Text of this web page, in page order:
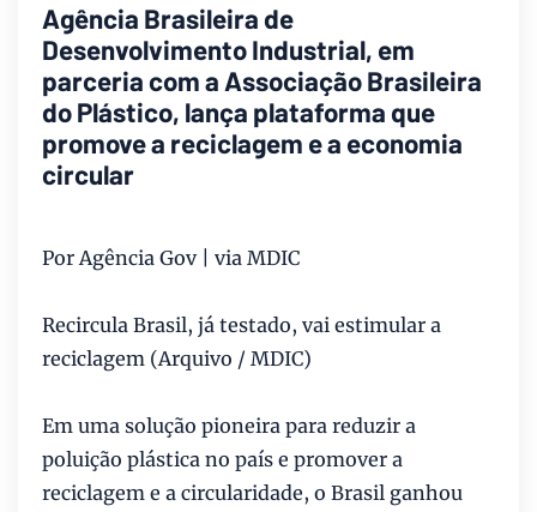
Agência Brasileira de
Desenvolvimento Industrial, em
parceria com a Associação Brasileira
do Plástico, lança plataforma que
promove a reciclagem e a economia
circular
Por Agência Gov | via MDIC
Recircula Brasil, já testado, vai estimular a
reciclagem (Arquivo / MDIC)
Em uma solução pioneira para reduzir a
poluição plástica no país e promover a
reciclagem e a circularidade, o Brasil ganhou